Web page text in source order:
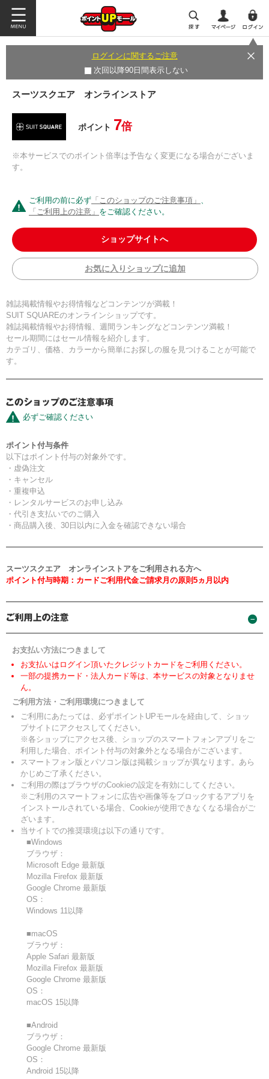
ログインに関するご注意
次回以降90日間表示しない
スーツスクエア オンラインストア
ポイント 7倍
※本サービスでのポイント倍率は予告なく変更になる場合がございま
す。
ご利用の前に必ず 「このショップのご注意事項」 、
「ご利用上の注意」 をご確認ください。
ショップサイトへ
お気に入りショップに追加
雑誌掲載情報やお得情報などコンテンツが満載！
SUIT SQUAREのオンラインショップです。
雑誌掲載情報やお得情報、週間ランキングなどコンテンツ満載！
セール期間にはセール情報を紹介します。
カテゴリ、価格、カラーから簡単にお探しの服を見つけることが可能で
す。
必ずご確認ください
ポイント付与条件
以下はポイント付与の対象外です。
・虚偽注文
・キャンセル
・重複申込
・レンタルサービスのお申し込み
・代引き支払いでのご購入
・商品購入後、30日以内に入金を確認できない場合
スーツスクエア オンラインストアをご利用される方へ
ポイント付与時期：カードご利用代金ご請求月の原則5ヵ月以内
お支払い方法につきまして
お支払いはログイン頂いたクレジットカードをご利用ください。
一部の提携カード・法人カード等は、本サービスの対象となりませ
ん。
ご利用方法・ご利用環境につきまして
ご利用にあたっては、必ずポイントUPモールを経由して、ショッ
プサイトにアクセスしてください。
※各ショップにアクセス後、ショップのスマートフォンアプリをご
利用した場合、ポイント付与の対象外となる場合がございます。
スマートフォン版とパソコン版は掲載ショップが異なります。あら
かじめご了承ください。
ご利用の際はブラウザのCookieの設定を有効にしてください。
※ご利用のスマートフォンに広告や画像等をブロックするアプリを
インストールされている場合、Cookieが使用できなくなる場合がご
ざいます。
当サイトでの推奨環境は以下の通りです。
■Windows
ブラウザ：
Microsoft Edge 最新版
Mozilla Firefox 最新版
Google Chrome 最新版
OS：
Windows 11以降
■macOS
ブラウザ：
Apple Safari 最新版
Mozilla Firefox 最新版
Google Chrome 最新版
OS：
macOS 15以降
■Android
ブラウザ：
Google Chrome 最新版
OS：
Android 15以降